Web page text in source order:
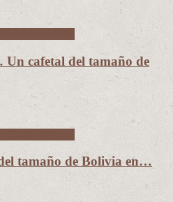
cafetal del tamaño de
tamaño de Bolivia en…